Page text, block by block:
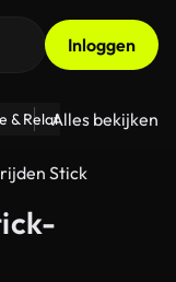
Inloggen
& Relaties - Fitness
Alles bekijken
Stick